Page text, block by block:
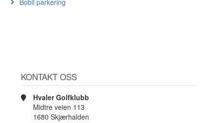
KONTAKT OSS
Hvaler Golfklubb
Midtre veien 113
1680 Skjærhalden